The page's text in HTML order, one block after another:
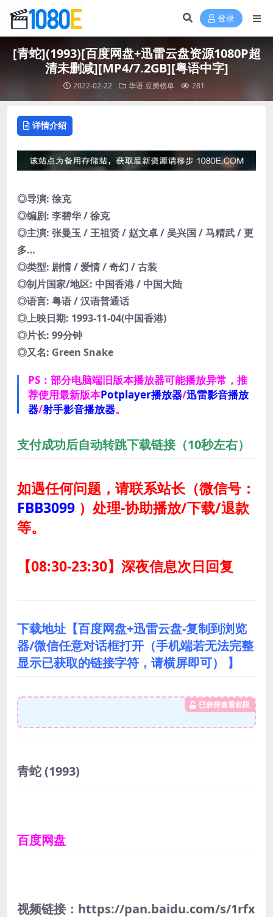
登录
[青蛇](1993)[百度网盘+迅雷云盘资源1080P超
清未删减][MP4/7.2GB][粤语中字]
2022-02-22 华语豆瓣榜单 281
详情介绍
◎导演: 徐克
◎编剧: 李碧华 / 徐克
◎主演: 张曼玉 / 王祖贤 / 赵文卓 / 吴兴国 / 马精武 / 更
多…
◎类型: 剧情 / 爱情 / 奇幻 / 古装
◎制片国家/地区: 中国香港 / 中国大陆
◎语言: 粤语 / 汉语普通话
◎上映日期: 1993-11-04(中国香港)
◎片长: 99分钟
◎又名: Green Snake
PS：部分电脑端旧版本播放器可能播放异常，推
荐使用最新版本Potplayer播放器/迅雷影音播放
器/射手影音播放器。
支付成功后自动转跳下载链接（10秒左右）
如遇任何问题，请联系站长（微信号：
FBB3099 ） 处理-协助播放/下载/退款
等。
【08:30-23:30】深夜信息次日回复
下载地址【百度网盘+迅雷云盘-复制到浏览
器/微信任意对话框打开（手机端若无法完整
显示已获取的链接字符，请横屏即可） 】
已获得查看权限
青蛇(1993)
百度网盘
视频链接：https://pan.baidu.com/s/1rfx